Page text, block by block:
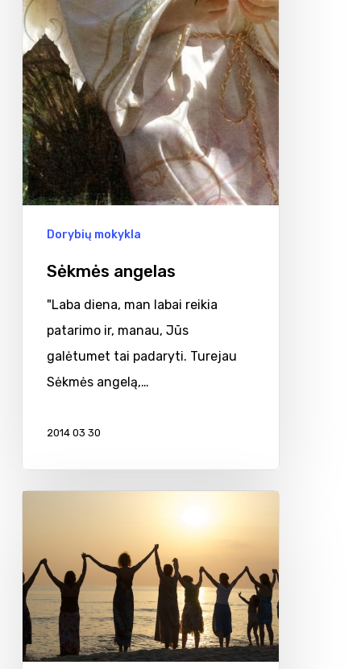
Dorybių mokykla
Sėkmės angelas
"Laba diena, man labai reikia
patarimo ir, manau, Jūs
galėtumet tai padaryti. Turejau
Sėkmės angelą,…
2014 03 30